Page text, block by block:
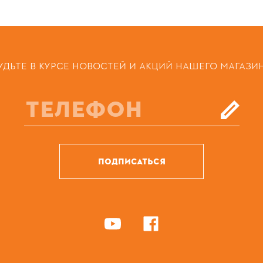
В КУРСЕ НОВОСТЕЙ И АКЦИЙ НАШЕГО
ПОДПИСАТЬСЯ